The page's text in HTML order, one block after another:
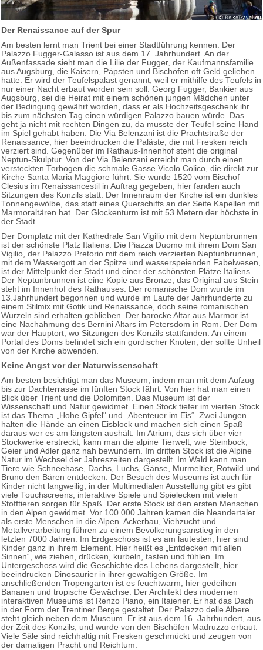
Der Renaissance auf der Spur
Am besten lernt man Trient bei einer Stadtführung kennen. Der
Palazzo Fugger-Galasso ist aus dem 17. Jahrhundert. An der
Außenfassade sieht man die Lilie der Fugger, der Kaufmannsfamilie
aus Augsburg, die Kaisern, Päpsten und Bischöfen oft Geld geliehen
hatte. Er wird der Teufelspalast genannt, weil er mithilfe des Teufels in
nur einer Nacht erbaut worden sein soll. Georg Fugger, Bankier aus
Augsburg, sei die Heirat mit einem schönen jungen Mädchen unter
der Bedingung gewährt worden, dass er als Hochzeitsgeschenk ihr
bis zum nächsten Tag einen würdigen Palazzo bauen würde. Das
geht ja nicht mit rechten Dingen zu, da musste der Teufel seine Hand
im Spiel gehabt haben. Die Via Belenzani ist die Prachtstraße der
Renaissance, hier beeindrucken die Paläste, die mit Fresken reich
verziert sind. Gegenüber im Rathaus-Innenhof steht die original
Neptun-Skulptur. Von der Via Belenzani erreicht man durch einen
versteckten Torbogen die schmale Gasse Vicolo Colico, die direkt zur
Kirche Santa Maria Maggiore führt. Sie wurde 1520 vom Bischof
Clesius im Renaissancestil in Auftrag gegeben, hier fanden auch
Sitzungen des Konzils statt. Der Innenraum der Kirche ist ein dunkles
Tonnengewölbe, das statt eines Querschiffs an der Seite Kapellen mit
Marmoraltären hat. Der Glockenturm ist mit 53 Metern der höchste in
der Stadt.
Der Domplatz mit der Kathedrale San Vigilio mit dem Neptunbrunnen
ist der schönste Platz Italiens. Die Piazza Duomo mit ihrem Dom San
Vigilio, der Palazzo Pretorio mit dem reich verzierten Neptunbrunnen,
mit dem Wassergott an der Spitze und wasserspeienden Fabelwesen,
ist der Mittelpunkt der Stadt und einer der schönsten Plätze Italiens.
Der Neptunbrunnen ist eine Kopie aus Bronze, das Original aus Stein
steht im Innenhof des Rathauses. Der romanische Dom wurde im
13.Jahrhundert begonnen und wurde im Laufe der Jahrhunderte zu
einem Stilmix mit Gotik und Renaissance, doch seine romanischen
Wurzeln sind erhalten geblieben. Der barocke Altar aus Marmor ist
eine Nachahmung des Bernini Altars im Petersdom in Rom. Der Dom
war der Hauptort, wo Sitzungen des Konzils stattfanden. An einem
Portal des Doms befindet sich ein gordischer Knoten, der sollte Unheil
von der Kirche abwenden.
Keine Angst vor der Naturwissenschaft
Am besten besichtigt man das Museum, indem man mit dem Aufzug
bis zur Dachterrasse im fünften Stock fährt. Von hier hat man einen
Blick über Trient und die Dolomiten. Das Museum ist der
Wissenschaft und Natur gewidmet. Einen Stock tiefer im vierten Stock
ist das Thema „Hohe Gipfel" und „Abenteuer im Eis“. Zwei Jungen
halten die Hände an einen Eisblock und machen sich einen Spaß
daraus wer es am längsten aushält. Im Atrium, das sich über vier
Stockwerke erstreckt, kann man die alpine Tierwelt, wie Steinbock,
Geier und Adler ganz nah bewundern. Im dritten Stock ist die Alpine
Natur im Wechsel der Jahreszeiten dargestellt. Im Wald kann man
Tiere wie Schneehase, Dachs, Luchs, Gänse, Murmeltier, Rotwild und
Bruno den Bären entdecken. Der Besuch des Museums ist auch für
Kinder nicht langweilig, in der Multimedialen Ausstellung gibt es gibt
viele Touchscreens, interaktive Spiele und Spielecken mit vielen
Stofftieren sorgen für Spaß. Der erste Stock ist den ersten Menschen
in den Alpen gewidmet. Vor 100.000 Jahren kamen die Neandertaler
als erste Menschen in die Alpen. Ackerbau, Viehzucht und
Metallverarbeitung führen zu einem Bevölkerungsanstieg in den
letzten 7000 Jahren. Im Erdgeschoss ist es am lautesten, hier sind
Kinder ganz in ihrem Element. Hier heißt es „Entdecken mit allen
Sinnen“, wie ziehen, drücken, kurbeln, tasten und fühlen. Im
Untergeschoss wird die Geschichte des Lebens dargestellt, hier
beeindrucken Dinosaurier in ihrer gewaltigen Größe. Im
anschließenden Tropengarten ist es feuchtwarm, hier gedeihen
Bananen und tropische Gewächse. Der Architekt des modernen
interaktiven Museums ist Renzo Piano, ein Itaiener. Er hat das Dach
in der Form der Trentiner Berge gestaltet. Der Palazzo delle Albere
steht gleich neben dem Museum. Er ist aus dem 16. Jahrhundert, aus
der Zeit des Konzils, und wurde von den Bischöfen Madruzzo erbaut.
Viele Säle sind reichhaltig mit Fresken geschmückt und zeugen von
der damaligen Pracht und Reichtum.